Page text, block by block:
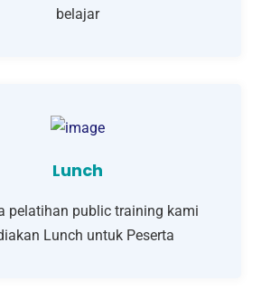
belajar
Lunch
pelatihan public training kami
Lunch untuk Peserta